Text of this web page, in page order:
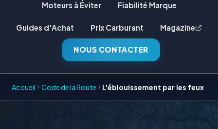
Moteurs à Éviter Fiabilité Marque
Guides d'Achat Prix Carburant Magazine
NOUS CONTACTER
Accueil Code de la Route L'éblouissement par les feux